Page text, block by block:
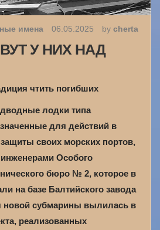
имена 06.05.2025 by cherta
У НИХ НАД
чтить погибших
лодки типа
для действий в
своих морских портов,
Особого
бюро № 2, которое в
на базе Балтийского завода
новой субмарины вылилась в
реализованных